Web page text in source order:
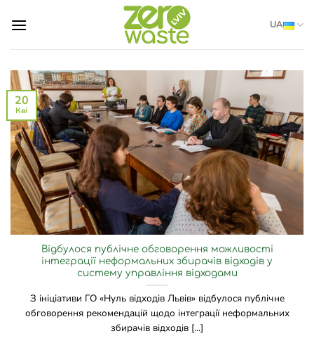
UA
Відбулося публічне обговорення можливості
інтеграції неформальних збирачів відходів у
систему управління відходами
З ініціативи ГО «Нуль відходів Львів» відбулося публічне
обговорення рекомендацій щодо інтеграції неформальних
збирачів відходів [...]
20
Кві